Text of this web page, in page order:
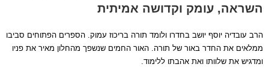
השראה, עומק וקדושה אמיתית
הרב עובדיה יוסף יושב בחדרו ולומד תורה בריכוז עמוק. הספרים הפתוחים סביבו
ממלאים את החדר באור של תורה. האור החמים שנשפך מהחלון מאיר את פניו
ומדגיש את שלוותו ואת אהבתו ללימוד.